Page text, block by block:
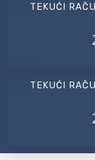
TEKUĆI
TEKUĆI